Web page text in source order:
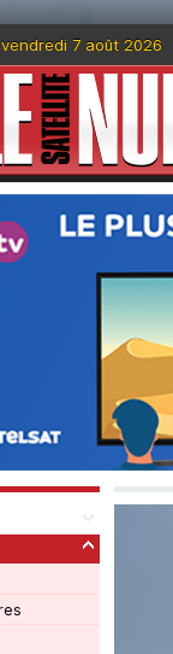
7 août 2026